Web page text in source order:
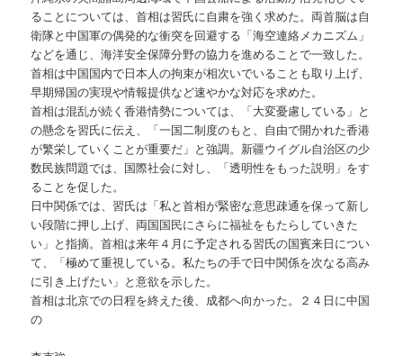
ることについては、首相は習氏に自粛を強く求めた。両首脳は自
衛隊と中国軍の偶発的な衝突を回避する「海空連絡メカニズム」
などを通じ、海洋安全保障分野の協力を進めることで一致した。
首相は中国国内で日本人の拘束が相次いでいることも取り上げ、
早期帰国の実現や情報提供など速やかな対応を求めた。
首相は混乱が続く香港情勢については、「大変憂慮している」と
の懸念を習氏に伝え、「一国二制度のもと、自由で開かれた香港
が繁栄していくことが重要だ」と強調。新疆ウイグル自治区の少
数民族問題では、国際社会に対し、「透明性をもった説明」をす
ることを促した。
日中関係では、習氏は「私と首相が緊密な意思疎通を保って新し
い段階に押し上げ、両国国民にさらに福祉をもたらしていきた
い」と指摘。首相は来年４月に予定される習氏の国賓来日につい
て、「極めて重視している。私たちの手で日中関係を次なる高み
に引き上げたい」と意欲を示した。
首相は北京での日程を終えた後、成都へ向かった。２４日に中国
の